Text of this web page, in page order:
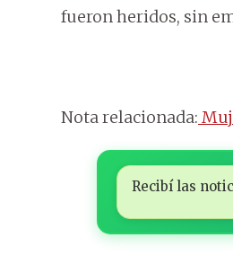
fueron heridos, sin
Nota relacionada:
Recibí las